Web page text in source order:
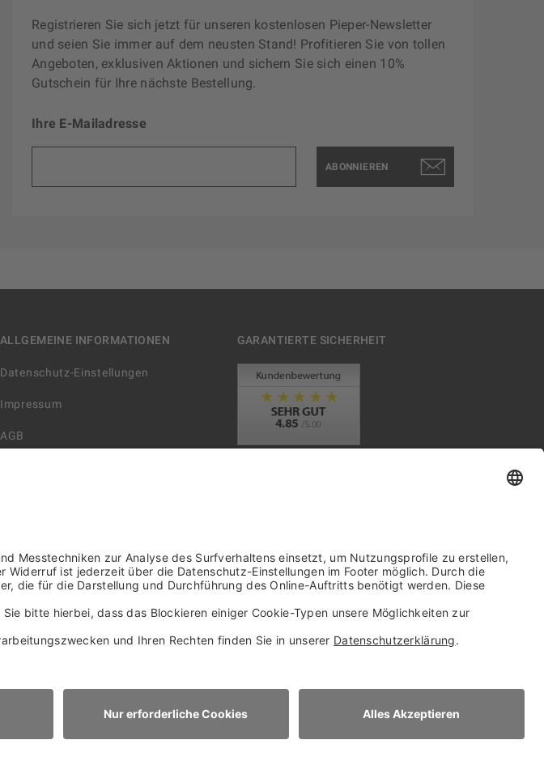
Registrieren Sie sich jetzt für unseren kostenlosen Pieper-Newsletter
und seien Sie immer auf dem neusten Stand! Profitieren Sie von tollen
Angeboten, exklusiven Aktionen und sichern Sie sich einen 10%
Gutschein für Ihre nächste Bestellung.
Ihre E-Mailadresse
ABONNIEREN
ALLGEMEINE INFORMATIONEN
Datenschutz-Einstellungen
Impressum
AGB
Informationen zur Barrierefreiheit
GARANTIERTE SICHERHEIT